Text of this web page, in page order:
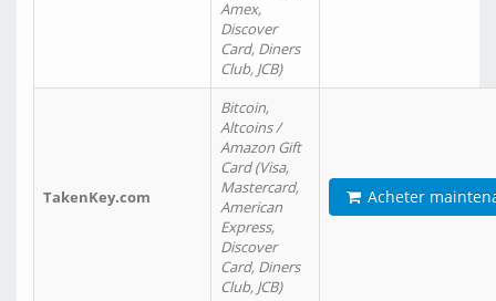
Amex,
Discover
Card, Diners
Club, JCB)
TakenKey.com
Bitcoin,
Altcoins /
Amazon Gift
Card (Visa,
Mastercard,
American
Express,
Discover
Card, Diners
Club, JCB)
Acheter